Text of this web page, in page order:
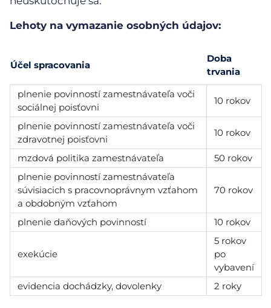
Lehoty na vymazanie osobných údajov:
Účel spracovania
Doba
trvania
plnenie povinností zamestnávateľa voči
sociálnej poisťovni
10 rokov
plnenie povinností zamestnávateľa voči
zdravotnej poisťovni
10 rokov
mzdová politika zamestnávateľa
50 rokov
plnenie povinností zamestnávateľa
súvisiacich s pracovnoprávnym vzťahom
a obdobným vzťahom
70 rokov
plnenie daňových povinností 10 rokov
exekúcie
5 rokov
po
vybavení
evidencia dochádzky, dovolenky
2 roky